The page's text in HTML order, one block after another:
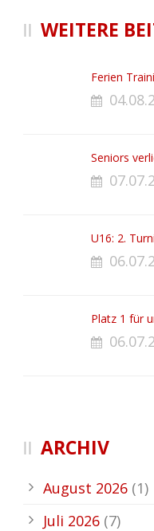
WEITERE
Ferien
Seniors
U16: 2.
Platz 1 für
ARCHIV
August 2026 (1)
Juli 2026 (7)